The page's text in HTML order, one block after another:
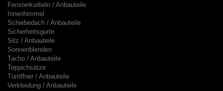
Fensterkurbeln / Anbauteile
Innenhimmel
Schiebedach / Anbauteile
Sicherheitsgurte
Sitz / Anbauteile
Sonnenblenden
Tacho / Anbauteile
Teppichsätze
Türöffner / Anbauteile
Verkleidung / Anbauteile